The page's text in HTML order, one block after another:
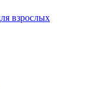
взрослых